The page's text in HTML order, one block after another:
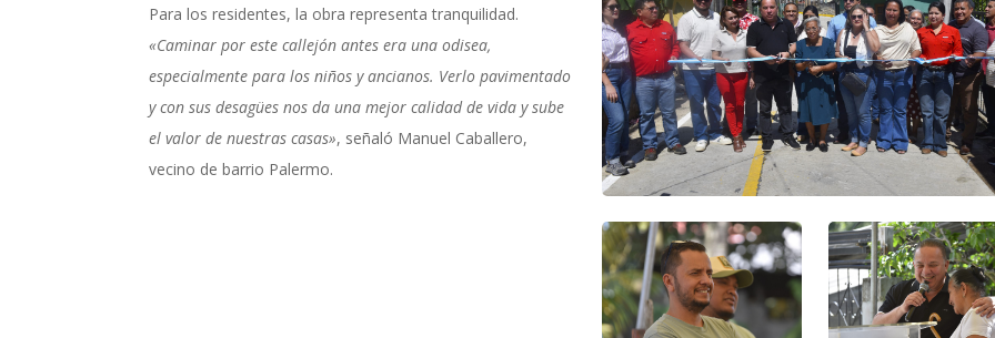
Para los residentes, la obra representa tranquilidad.
«Caminar por este callejón antes era una odisea,
especialmente para los niños y ancianos. Verlo pavimentado
y con sus desagües nos da una mejor calidad de vida y sube
el valor de nuestras casas», señaló Manuel Caballero,
vecino de barrio Palermo.